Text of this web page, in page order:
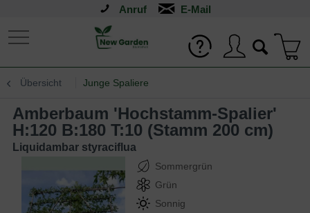
Anruf
Übersicht Junge Spaliere
Amberbaum 'Hochstamm-Spalier'
H:120 B:180 T:10 (Stamm 200 cm)
Liquidambar styraciflua
Sommergrün
Grün
Sonnig